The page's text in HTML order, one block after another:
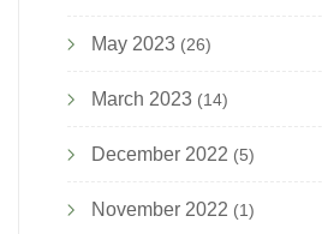
May 2023 (26)
March 2023 (14)
December 2022 (5)
November 2022 (1)